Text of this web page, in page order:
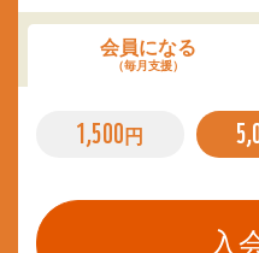
会員になる
（毎月支援）
1,500 円